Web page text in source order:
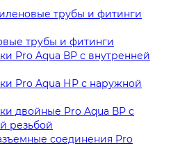
трубы и фитинги
трубы и фитинги
Pro Aqua ВР с внутренней
Pro Aqua НР с наружной
двойные Pro Aqua ВР с
резьбой
соединения Pro